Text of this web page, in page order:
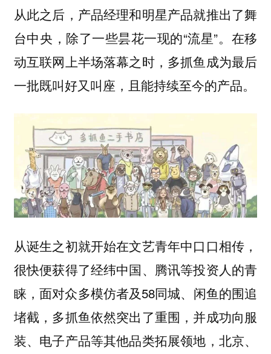
从此之后，产品经理和明星产品就推出了舞
台中央，除了一些昙花一现的“流星”。在移
动互联网上半场落幕之时，多抓鱼成为最后
一批既叫好又叫座，且能持续至今的产品。
从诞生之初就开始在文艺青年中口口相传，
很快便获得了经纬中国、腾讯等投资人的青
睐，面对众多模仿者及58同城、闲鱼的围追
堵截，多抓鱼依然突出了重围，并成功向服
装、电子产品等其他品类拓展领地，北京、